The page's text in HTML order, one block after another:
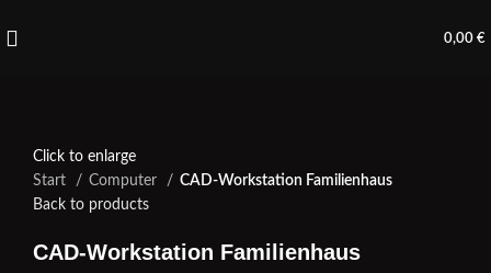
0,00 €
Click to enlarge
Start
Computer
CAD-Workstation Familienhaus
Back to products
CAD-Workstation Familienhaus